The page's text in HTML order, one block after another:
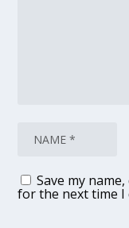
Save my
for the next time I